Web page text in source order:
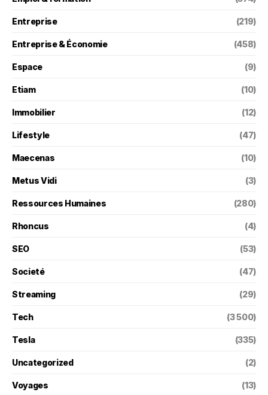
Entreprise (219)
Entreprise & Économie (458)
Espace (9)
Etiam (10)
Immobilier (12)
Lifestyle (47)
Maecenas (10)
Metus Vidi (3)
Ressources Humaines (280)
Rhoncus (4)
SEO (53)
Societé (47)
Streaming (29)
Tech (3 500)
Tesla (335)
Uncategorized (2)
Voyages (13)